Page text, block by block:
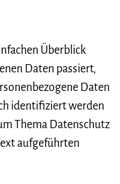
Überblick
Daten passiert,
Daten
identifiziert werden
Thema Datenschutz
aufgeführten